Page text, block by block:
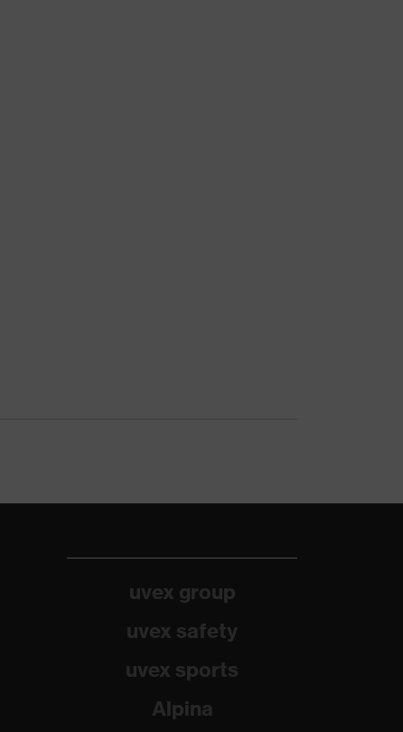
uvex group
uvex safety
uvex sports
Alpina